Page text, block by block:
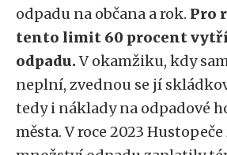
odpadu na občana a rok. Pro
tento limit 60 procent
odpadu.V okamžiku, kdy
neplní, zvednou se jí
tedy i náklady na odpadové
města. V roce 2023